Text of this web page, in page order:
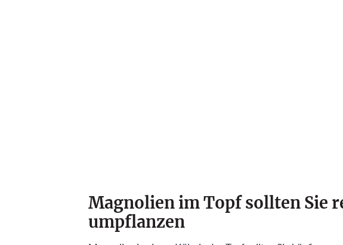
Magnolien im Topf sollten Sie
umpflanzen